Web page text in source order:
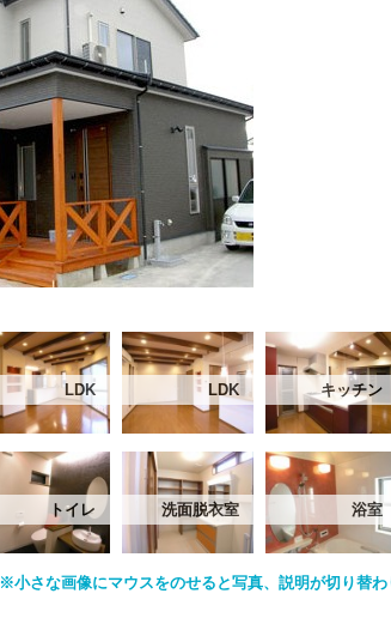
LDK LDK キッチン
トイレ 洗面脱衣室 浴室
※小さな画像にマウスをのせると写真、説明が切り替わ